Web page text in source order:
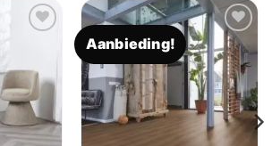
verlanglijst
Aanbieding!
Toevoegen
aan
verlanglijst